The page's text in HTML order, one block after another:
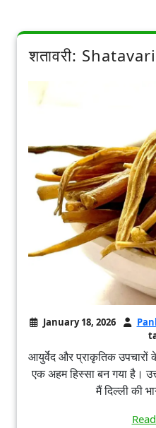
शतावरी:
January 18, 2026
आयुर्वेद और प्राकृतिक उपचारों
एक अहम हिस्सा बन गया है।
मैं दिल्ली की